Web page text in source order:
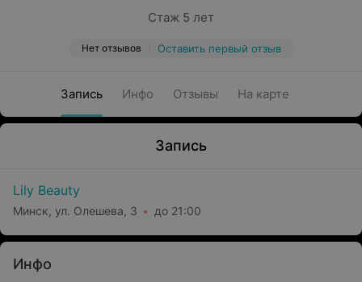
Стаж 5 лет
Нет отзывов Оставить первый отзыв
Запись Инфо Отзывы На карте
Запись
Lily Beauty
Минск, ул. Олешева, 3 до 21:00
Инфо